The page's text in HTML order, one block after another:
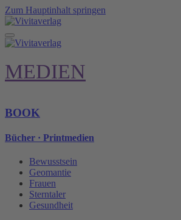
Zum Hauptinhalt springen
MEDIEN
BOOK
Bücher · Printmedien
Bewusstsein
Geomantie
Frauen
Sterntaler
Gesundheit